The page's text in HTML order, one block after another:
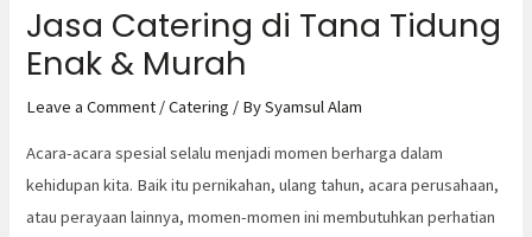
Jasa Catering di Tana Tidung
Enak & Murah
Leave a Comment /Catering / BySyamsul Alam
Acara-acara spesial selalu menjadi momen berharga dalam
kehidupan kita. Baik itu pernikahan, ulang tahun, acara perusahaan,
atau perayaan lainnya, momen-momen ini membutuhkan perhatian